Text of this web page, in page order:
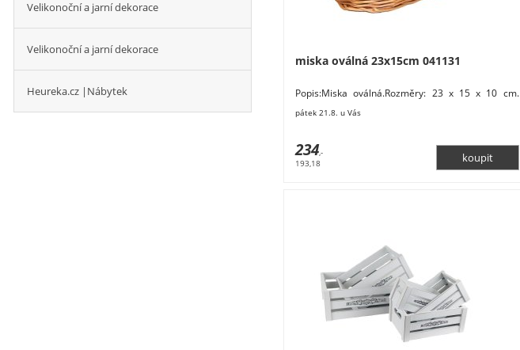
miska oválná 23x15cm 041131
Popis:Miska oválná.Rozměry: 23 x 15 x 10 cm.
pátek 21.8. u Vás
234,-
193,18
Velikonoční a jarní dekorace
Velikonoční a jarní dekorace
Heureka.cz |Nábytek